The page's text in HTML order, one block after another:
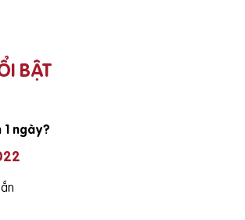
BẬT
không có hộp và hướng dẫn sử dụng
thật